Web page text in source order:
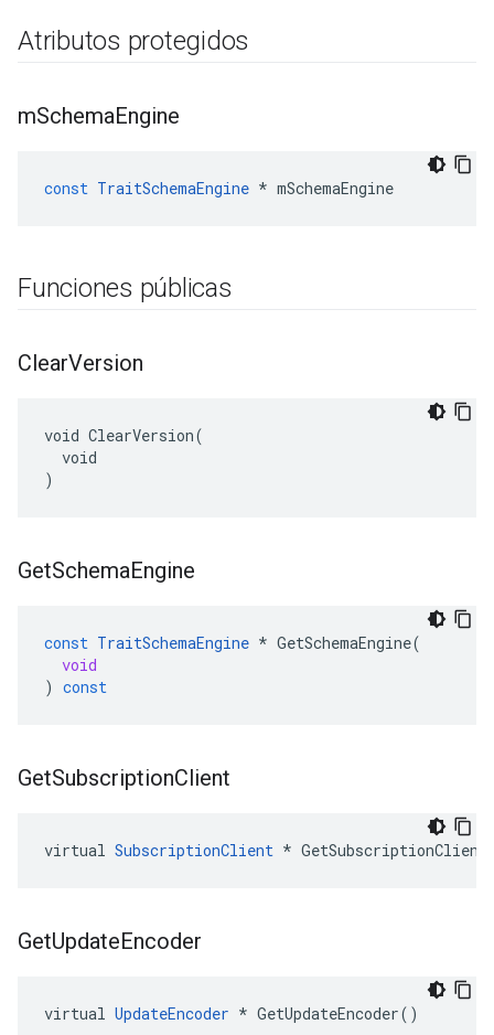
Atributos protegidos
mSchemaEngine
const TraitSchemaEngine * mSchemaEngine
Funciones públicas
ClearVersion
void ClearVersion(
  void
)
GetSchemaEngine
const TraitSchemaEngine * GetSchemaEngine(
void
) const
GetSubscriptionClient
virtual SubscriptionClient *
GetUpdateEncoder
virtual UpdateEncoder * GetUpdateEncoder()